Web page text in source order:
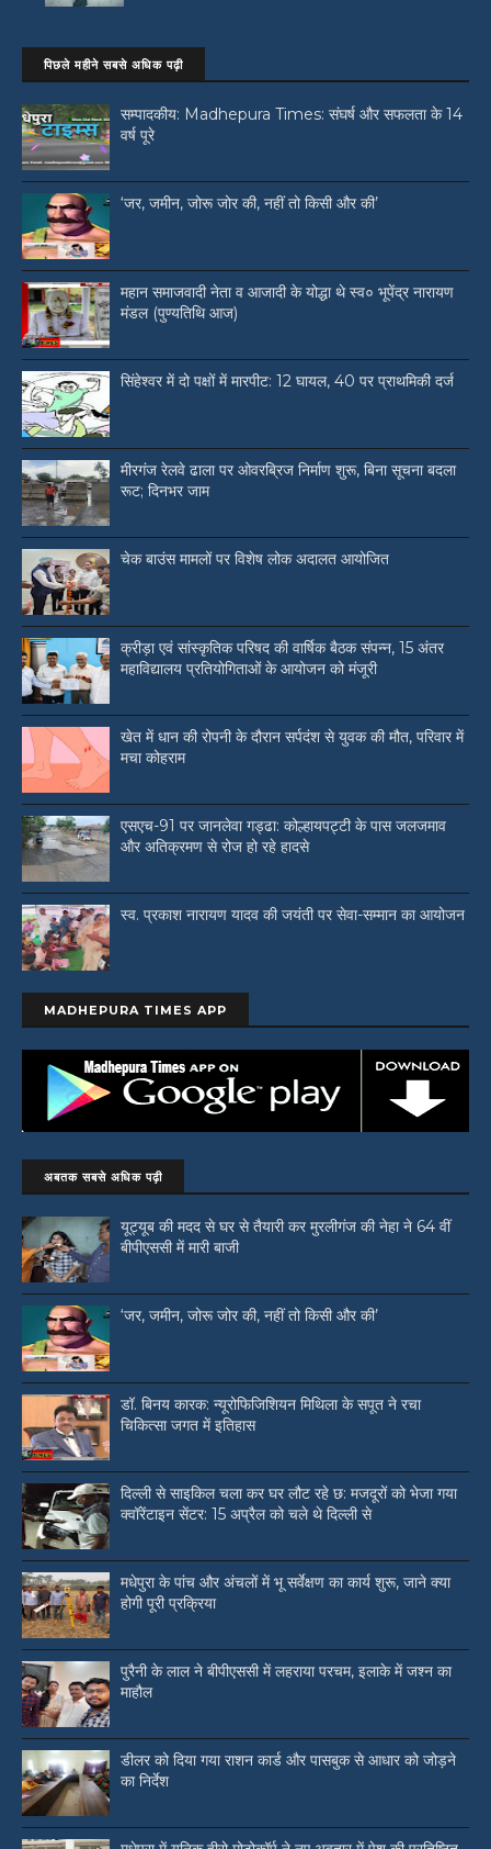
पिछले महीने सबसे अधिक पढ़ी
सम्पादकीय: Madhepura Times: संघर्ष और सफलता के 14
वर्ष पूरे
‘जर, जमीन, जोरू जोर की, नहीं तो किसी और की’
महान समाजवादी नेता व आजादी के योद्धा थे स्व० भूपेंद्र नारायण
मंडल (पुण्यतिथि आज)
सिंहेश्वर में दो पक्षों में मारपीट: 12 घायल, 40 पर प्राथमिकी दर्ज
मीरगंज रेलवे ढाला पर ओवरब्रिज निर्माण शुरू, बिना सूचना बदला
रूट; दिनभर जाम
चेक बाउंस मामलों पर विशेष लोक अदालत आयोजित
क्रीड़ा एवं सांस्कृतिक परिषद की वार्षिक बैठक संपन्न, 15 अंतर
महाविद्यालय प्रतियोगिताओं के आयोजन को मंजूरी
खेत में धान की रोपनी के दौरान सर्पदंश से युवक की मौत, परिवार में
मचा कोहराम
एसएच-91 पर जानलेवा गड्ढा: कोल्हायपट्टी के पास जलजमाव
और अतिक्रमण से रोज हो रहे हादसे
स्व. प्रकाश नारायण यादव की जयंती पर सेवा-सम्मान का आयोजन
MADHEPURA TIMES APP
अबतक सबसे अधिक पढ़ी
यूट्यूब की मदद से घर से तैयारी कर मुरलीगंज की नेहा ने 64 वीं
बीपीएससी में मारी बाजी
‘जर, जमीन, जोरू जोर की, नहीं तो किसी और की’
डॉ. बिनय कारक: न्यूरोफिजिशियन मिथिला के सपूत ने रचा
चिकित्सा जगत में इतिहास
दिल्ली से साइकिल चला कर घर लौट रहे छ: मजदूरों को भेजा गया
क्वॉरेंटाइन सेंटर: 15 अप्रैल को चले थे दिल्ली से
मधेपुरा के पांच और अंचलों में भू सर्वेक्षण का कार्य शुरू, जाने क्या
होगी पूरी प्रक्रिया
पुरैनी के लाल ने बीपीएससी में लहराया परचम, इलाके में जश्न का
माहौल
डीलर को दिया गया राशन कार्ड और पासबुक से आधार को जोड़ने
का निर्देश